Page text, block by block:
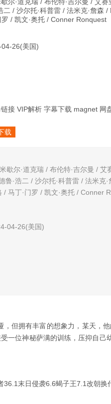
二 / 沙尔托·科普雷 / 法米克·詹
/ 凯文·奥托 / Conner Ronquest
26(美国)
接 VIP解析 字幕下载 magnet 网
载
歇尔·道克瑞 / 布伦特·吉尔曼 /
鲁·浩二 / 沙尔托·科普雷 / 法米
/ 马丁·门罗 / 凯文·奥托 / Conner
04-26(美国)
但拥有丰富的想象力，某天，他
一位神秘萨满的训练，压抑自己
36.1末日侵袭6.6蝎子王7.1改朝换